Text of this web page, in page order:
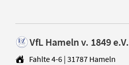
VfL Hameln v. 1849 e.V.
Fahlte 4-6 | 31787 Hameln